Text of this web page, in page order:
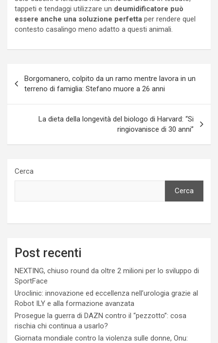
tappeti e tendaggi utilizzare un deumidificatore può
essere anche una soluzione perfetta per rendere quel
contesto casalingo meno adatto a questi animali.
articoli
Borgomanero, colpito da un ramo mentre lavora in un
terreno di famiglia: Stefano muore a 26 anni
La dieta della longevità del biologo di Harvard: “Si
ringiovanisce di 30 anni”
Cerca
Cerca
Post recenti
NEXTING, chiuso round da oltre 2 milioni per lo sviluppo di
SportFace
Uroclinic: innovazione ed eccellenza nell’urologia grazie al
Robot ILY e alla formazione avanzata
Prosegue la guerra di DAZN contro il “pezzotto”: cosa
rischia chi continua a usarlo?
Giornata mondiale contro la violenza sulle donne, Onu: